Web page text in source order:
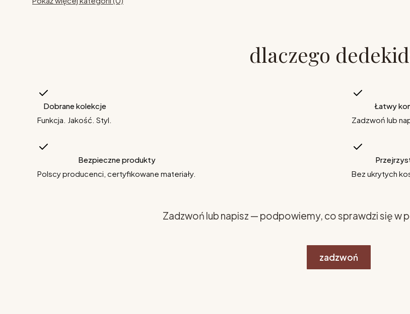
dlaczego
Dobrane kolekcje
Funkcja. Jakość. Styl.
Łatwy
Zadzwoń lub
Bezpieczne produkty
Polscy producenci, certyfikowane materiały.
Bez ukrytych
Zadzwoń lub napisz — podpowiemy, co sprawdzi się w
zadzwoń